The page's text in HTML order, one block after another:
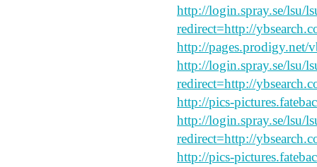
http://login.spray.se/lsu/
redirect=http://
http://pages.prodigy.net/
http://login.spray.se/lsu/
redirect=http://
http://pics-
http://login.spray.se/lsu/
redirect=http://
http://pics-